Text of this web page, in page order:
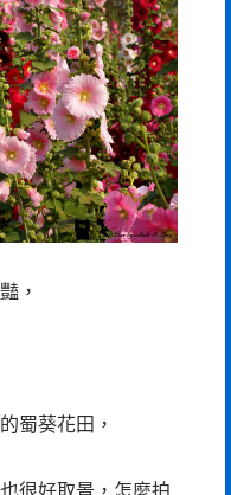
，
蜀葵花田，